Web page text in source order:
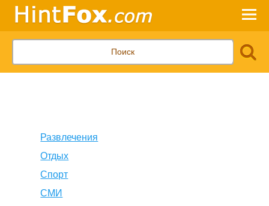
Развлечения
Отдых
Спорт
СМИ